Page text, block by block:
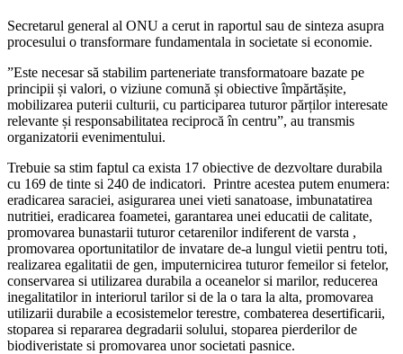
Secretarul general al ONU a cerut in raportul sau de sinteza asupra
procesului o transformare fundamentala in societate si economie.
”Este necesar să stabilim parteneriate transformatoare bazate pe
principii și valori, o viziune comună și obiective împărtășite,
mobilizarea puterii culturii, cu participarea tuturor părților interesate
relevante și responsabilitatea reciprocă în centru”, au transmis
organizatorii evenimentului.
Trebuie sa stim faptul ca exista 17 obiective de dezvoltare durabila
cu 169 de tinte si 240 de indicatori. Printre acestea putem enumera:
eradicarea saraciei, asigurarea unei vieti sanatoase, imbunatatirea
nutritiei, eradicarea foametei, garantarea unei educatii de calitate,
promovarea bunastarii tuturor cetarenilor indiferent de varsta ,
promovarea oportunitatilor de invatare de-a lungul vietii pentru toti,
realizarea egalitatii de gen, imputernicirea tuturor femeilor si fetelor,
conservarea si utilizarea durabila a oceanelor si marilor, reducerea
inegalitatilor in interiorul tarilor si de la o tara la alta, promovarea
utilizarii durabile a ecosistemelor terestre, combaterea desertificarii,
stoparea si repararea degradarii solului, stoparea pierderilor de
biodiveristate si promovarea unor societati pasnice.